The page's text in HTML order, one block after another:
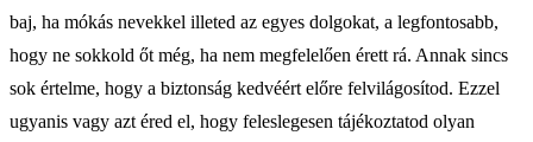
baj, ha mókás nevekkel illeted az egyes dolgokat, a legfontosabb,
hogy ne sokkold őt még, ha nem megfelelően érett rá. Annak sincs
sok értelme, hogy a biztonság kedvéért előre felvilágosítod. Ezzel
ugyanis vagy azt éred el, hogy feleslegesen tájékoztatod olyan